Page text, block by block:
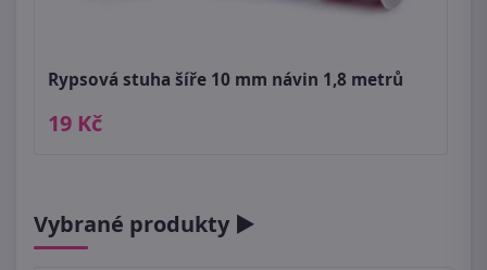
Rypsová stuha šíře 10 mm návin 1,8 metrů
19 Kč
Vybrané produkty ►